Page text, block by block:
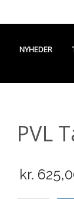
NYHEDER
PVL
kr.